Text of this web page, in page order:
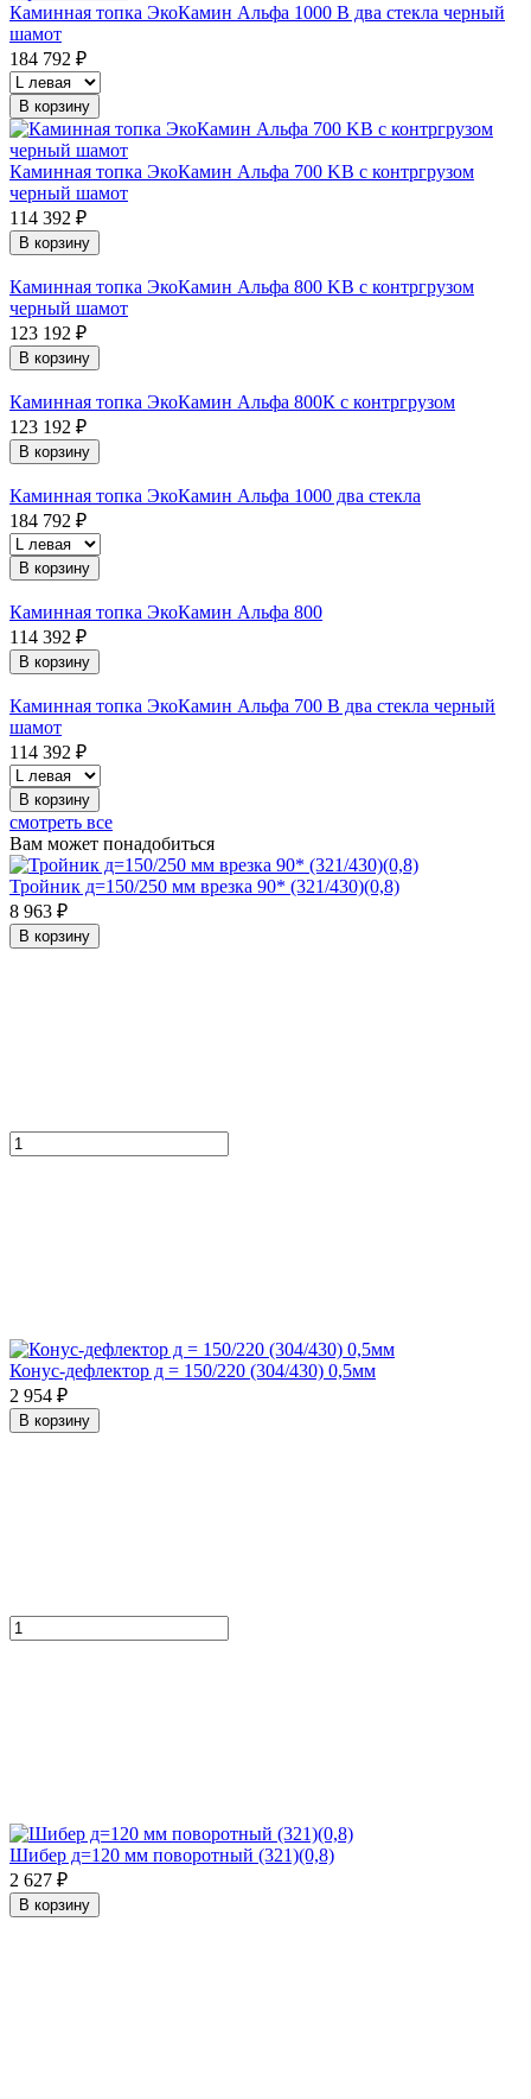
Каминная топка ЭкоКамин Альфа 1000 B два стекла черный
шамот
184 792 ₽
В корзину
Каминная топка ЭкоКамин Альфа 700 KВ с контргрузом
черный шамот
114 392 ₽
В корзину
Каминная топка ЭкоКамин Альфа 800 KВ с контргрузом
черный шамот
123 192 ₽
В корзину
Каминная топка ЭкоКамин Альфа 800К с контргрузом
123 192 ₽
В корзину
Каминная топка ЭкоКамин Альфа 1000 два стекла
184 792 ₽
В корзину
Каминная топка ЭкоКамин Альфа 800
114 392 ₽
В корзину
Каминная топка ЭкоКамин Альфа 700 B два стекла черный
шамот
114 392 ₽
В корзину
смотреть все
Вам может понадобиться
Тройник д=150/250 мм врезка 90* (321/430)(0,8)
8 963 ₽
В корзину
Конус-дефлектор д = 150/220 (304/430) 0,5мм
2 954 ₽
В корзину
Шибер д=120 мм поворотный (321)(0,8)
2 627 ₽
В корзину